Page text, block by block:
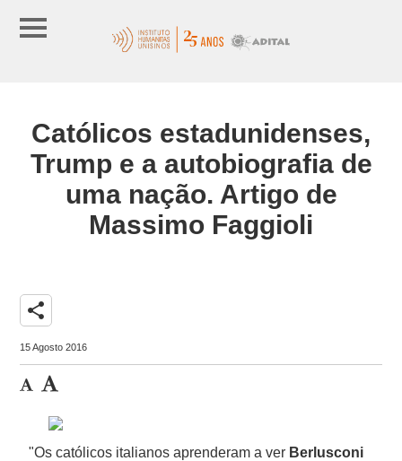
Católicos estadunidenses,
Trump e a autobiografia de
uma nação. Artigo de
Massimo Faggioli
share
15 Agosto 2016
"Os católicos italianos aprenderam a ver Berlusconi